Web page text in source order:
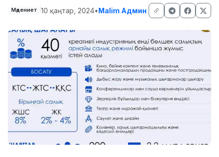
Мәдениет 10 қаңтар, 2024•Malim Админ